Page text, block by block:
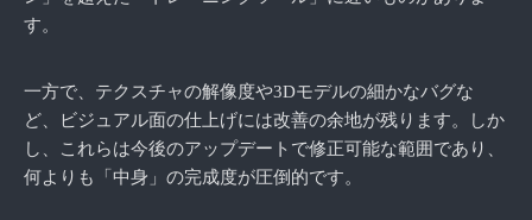
す。
一方で、テクスチャの解像度や3Dモデルの細かなバグな
ど、ビジュアル面の仕上げには改善の余地が残ります。しか
し、これらは今後のアップデートで修正可能な範囲であり、
何よりも「中身」の完成度が圧倒的です。